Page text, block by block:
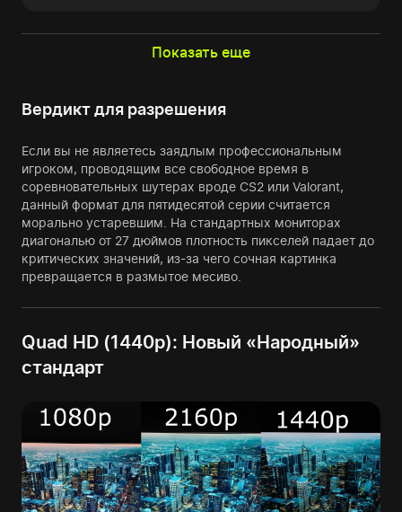
Показать еще
Вердикт для разрешения
Если вы не являетесь заядлым профессиональным
игроком, проводящим все свободное время в
соревновательных шутерах вроде CS2 или Valorant,
данный формат для пятидесятой серии считается
морально устаревшим. На стандартных мониторах
диагональю от 27 дюймов плотность пикселей падает до
критических значений, из-за чего сочная картинка
превращается в размытое месиво.
Quad HD (1440p): Новый «Народный»
стандарт